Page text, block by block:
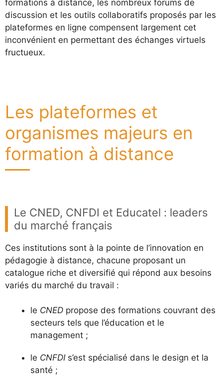
formations à distance, les nombreux forums de
discussion et les outils collaboratifs proposés par les
plateformes en ligne compensent largement cet
inconvénient en permettant des échanges virtuels
fructueux.
Les plateformes et
organismes majeurs en
formation à distance
Le CNED, CNFDI et Educatel : leaders
du marché français
Ces institutions sont à la pointe de l’innovation en
pédagogie à distance, chacune proposant un
catalogue riche et diversifié qui répond aux besoins
variés du marché du travail :
le CNED propose des formations couvrant des
secteurs tels que l’éducation et le
management ;
le CNFDIs’est spécialisé dans le design et la
santé ;